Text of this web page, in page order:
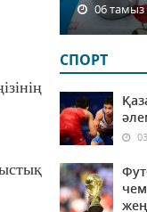
06 тамыз
СПОРТ